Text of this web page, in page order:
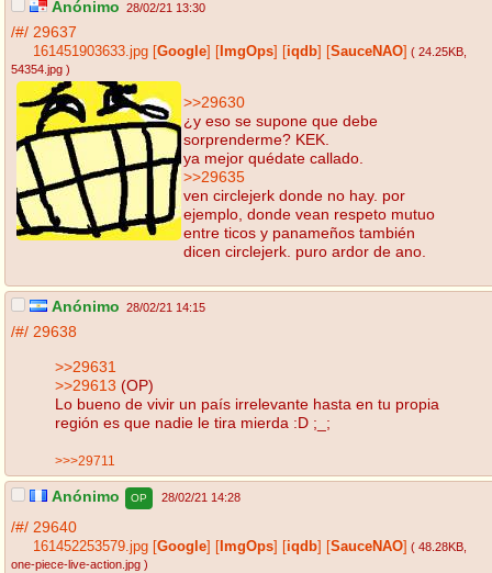
Anónimo 28/02/21 13:30
/#/ 29637
161451903633.jpg Google ImgOps iqdb SauceNAO ( 24.25KB
54354.jpg )
>>29630
¿y eso se supone que debe
sorprenderme? KEK.
ya mejor quédate callado.
>>29635
ven circlejerk donde no hay. por
ejemplo, donde vean respeto mutuo
entre ticos y panameños también
dicen circlejerk. puro ardor de ano.
Anónimo 28/02/21 14:15
/#/ 29638
>>29631
>>29613 (OP)
Lo bueno de vivir un país irrelevante hasta en tu propia
región es que nadie le tira mierda :D ;_;
>>>29711
Anónimo OP 28/02/21 14:28
/#/ 29640
161452253579.jpg Google ImgOps iqdb SauceNAO ( 48.28KB
one-piece-live-action.jpg )